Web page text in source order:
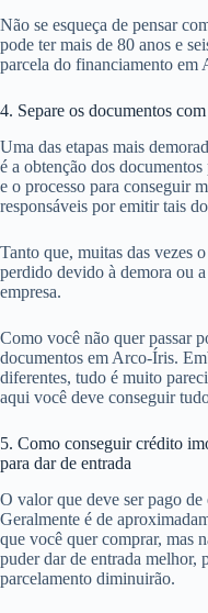
Não se esqueça de pensar
pode ter mais de 80 anos e
parcela do financiamento em
4. Separe os documentos
Uma das etapas mais
é a obtenção dos
e o processo para conseguir
responsáveis por emitir tais
Tanto que, muitas das vezes
perdido devido à demora ou
empresa.
Como você não quer passar
documentos em Arco-Íris.
diferentes, tudo é muito
aqui você deve conseguir
5. Como conseguir crédito
para dar de entrada
O valor que deve ser pago
Geralmente é de
que você quer comprar, mas
puder dar de entrada melhor,
parcelamento diminuirão.